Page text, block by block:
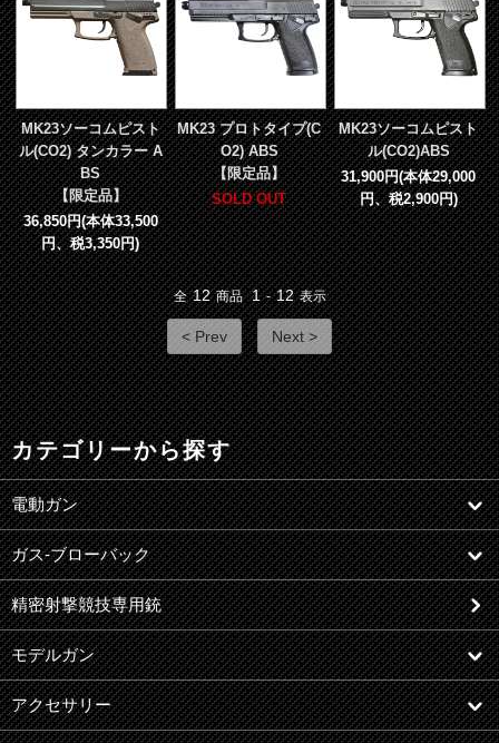
MK23ソーコムピスト
ル(CO2) タンカラー A
BS
【限定品】
36,850円(本体33,500
円、税3,350円)
MK23 プロトタイプ(C
O2) ABS
【限定品】
SOLD OUT
MK23ソーコムピスト
ル(CO2)ABS
31,900円(本体29,000
円、税2,900円)
全 12 商品 1 - 12 表示
< Prev Next >
カテゴリーから探す
電動ガン
ガス-ブローバック
精密射撃競技専用銃
モデルガン
アクセサリー